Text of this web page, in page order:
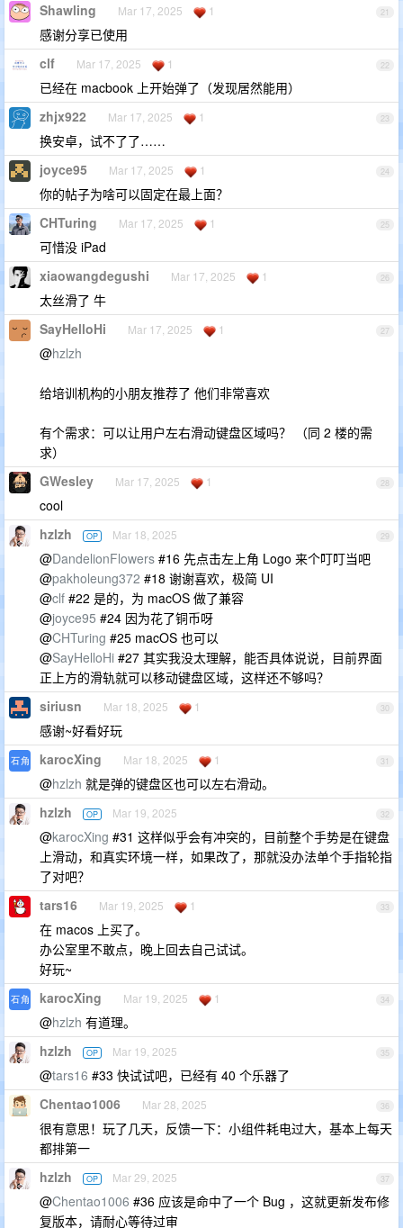
21
Shawling Mar 17, 2025 1
感谢分享已使用
22
clf Mar 17, 2025 1
已经在 macbook 上开始弹了（发现居然能用）
23
zhjx922 Mar 17, 2025 1
换安卓，试不了了……
24
joyce95 Mar 17, 2025 1
你的帖子为啥可以固定在最上面？
25
CHTuring Mar 17, 2025 1
可惜没 iPad
26
xiaowangdegushi Mar 17, 2025 1
太丝滑了 牛
27
SayHelloHi Mar 17, 2025 1
@hzlzh
给培训机构的小朋友推荐了 他们非常喜欢
有个需求：可以让用户左右滑动键盘区域吗？ （同 2 楼的需
求）
28
GWesley Mar 17, 2025 1
cool
29
hzlzh OP Mar 18, 2025
@DandelionFlowers #16 先点击左上角 Logo 来个叮叮当吧
@pakholeung372 #18 谢谢喜欢，极简 UI
@clf #22 是的，为 macOS 做了兼容
@joyce95 #24 因为花了铜币呀
@CHTuring #25 macOS 也可以
@SayHelloHi #27 其实我没太理解，能否具体说说，目前界面
正上方的滑轨就可以移动键盘区域，这样还不够吗？
30
siriusn Mar 18, 2025 1
感谢~好看好玩
31
karocXing Mar 18, 2025 1
@hzlzh 就是弹的键盘区也可以左右滑动。
32
hzlzh OP Mar 19, 2025
@karocXing #31 这样似乎会有冲突的，目前整个手势是在键盘
上滑动，和真实环境一样，如果改了，那就没办法单个手指轮指
了对吧？
33
tars16 Mar 19, 2025 1
在 macos 上买了。
办公室里不敢点，晚上回去自己试试。
好玩~
34
karocXing Mar 19, 2025 1
@hzlzh 有道理。
35
hzlzh OP Mar 19, 2025
@tars16 #33 快试试吧，已经有 40 个乐器了
36
Chentao1006 Mar 28, 2025
很有意思！玩了几天，反馈一下：小组件耗电过大，基本上每天
都排第一
37
hzlzh OP Mar 29, 2025
@Chentao1006 #36 应该是命中了一个 Bug ，这就更新发布修
复版本，请耐心等待过审